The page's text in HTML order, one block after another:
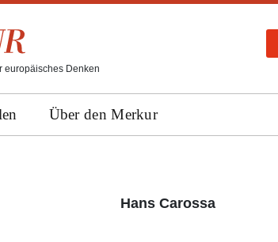
europäisches Denken
Über den Merkur
Hans Carossa